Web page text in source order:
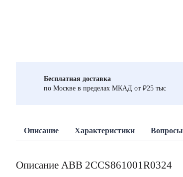
Бесплатная доставка
по Москве в пределах МКАД от ₽25 тыс
Описание Характеристики Вопросы
Описание ABB 2CCS861001R0324